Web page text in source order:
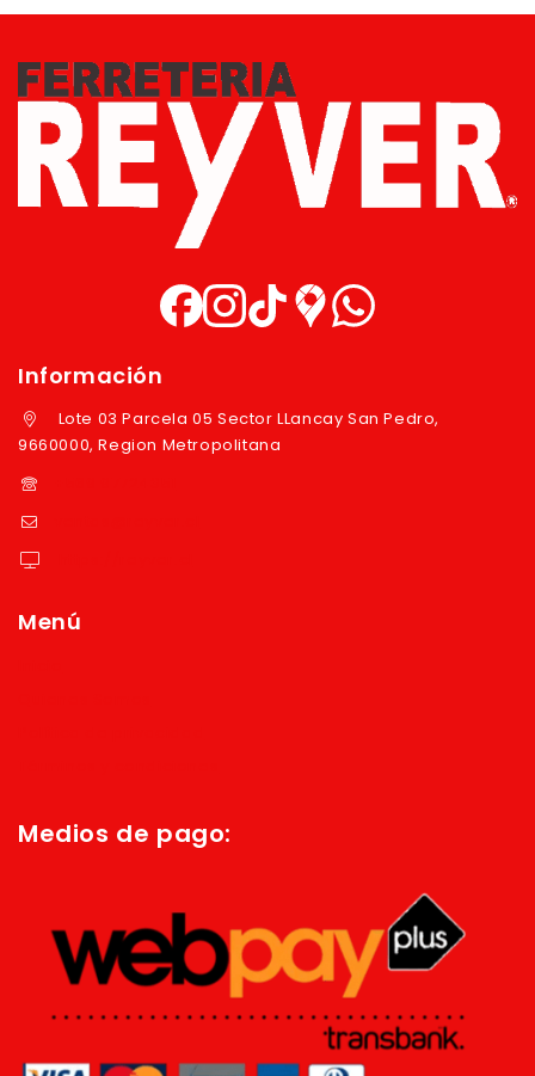
Información
Lote 03 Parcela 05 Sector LLancay San Pedro,
9660000, Region Metropolitana
Menú
Medios de pago: